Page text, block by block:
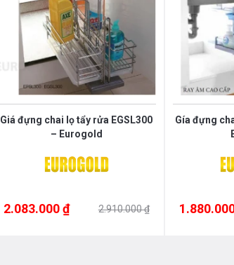
Giá đựng chai lọ tẩy rửa EGSL300
– Eurogold
2.083.000 ₫ 2.910.000 ₫
Gía đựng